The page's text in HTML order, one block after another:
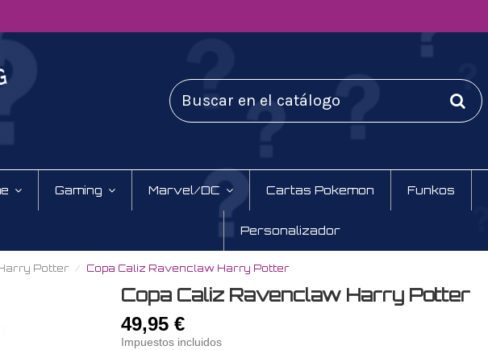
Gaming Marvel/DC Cartas Pokemon Funkos
Personalizador
Potter Copa Caliz Ravenclaw Harry Potter
Copa Caliz Ravenclaw Harry Potter
49,95 €
Impuestos incluidos